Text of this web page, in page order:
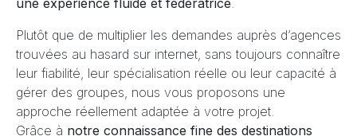
Plutôt que de multiplier les demandes auprès d’agences
trouvées au hasard sur internet, sans toujours connaître
leur fiabilité, leur spécialisation réelle ou leur capacité à
gérer des groupes, nous vous proposons une
approche réellement adaptée à votre projet.
Grâce à notre connaissance fine des destinations